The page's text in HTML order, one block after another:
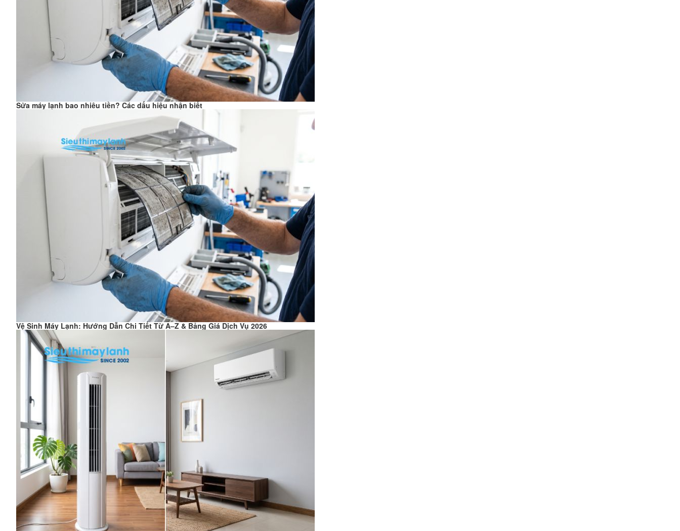
Sửa máy lạnh bao nhiêu tiền? Các dấu hiệu nhận biết
Vệ Sinh Máy Lạnh: Hướng Dẫn Chi Tiết Từ A–Z & Bảng Giá Dịch Vụ 2026